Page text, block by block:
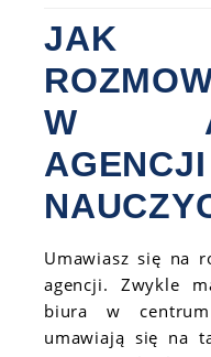
JAK
W
Umawiasz się na
agencji. Zwykle
biura w
umawiają się na